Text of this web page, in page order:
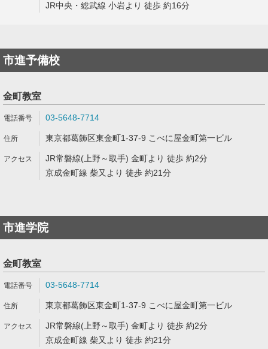
JR中央・総武線 小岩より 徒歩 約16分
市進予備校
金町教室
03-5648-7714
東京都葛飾区東金町1-37-9 こべに屋金町第一ビル
JR常磐線(上野～取手) 金町より 徒歩 約2分
京成金町線 柴又より 徒歩 約21分
市進学院
金町教室
03-5648-7714
東京都葛飾区東金町1-37-9 こべに屋金町第一ビル
JR常磐線(上野～取手) 金町より 徒歩 約2分
京成金町線 柴又より 徒歩 約21分